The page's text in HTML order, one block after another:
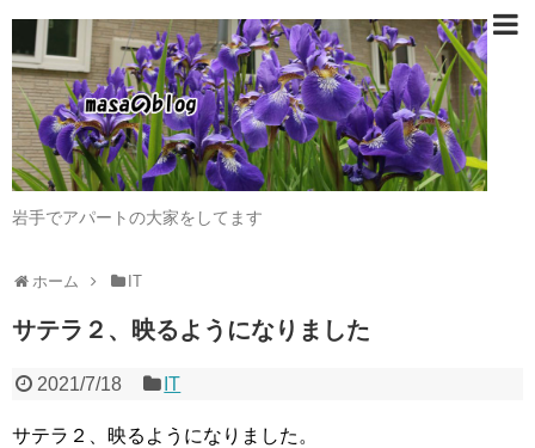
岩手でアパートの大家をしてます
ホーム IT
サテラ２、映るようになりました
2021/7/18 IT
サテラ２、映るようになりました。